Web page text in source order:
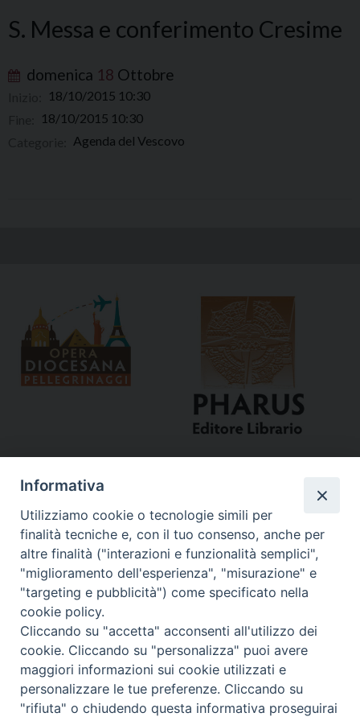
S. Messa e conferimento Cresime
domenica 18 Ottobre
18/10/2015 10:30
18/10/2015 10:30
Agenda del Vescovo
Curia
Via del Seminario, 61 - 57122 Livorno LI
Tel. 0586 276211
Fax 0586 276243
segreve@livorno.chiesacattolica.it
Informativa
Utilizziamo cookie o tecnologie simili per
finalità tecniche e, con il tuo consenso, anche per
altre finalità ("interazioni e funzionalità semplici",
"miglioramento dell'esperienza", "misurazione" e
"targeting e pubblicità") come specificato nella
cookie policy.
Cliccando su "accetta" acconsenti all'utilizzo dei
cookie. Cliccando su "personalizza" puoi avere
maggiori informazioni sui cookie utilizzati e
personalizzare le tue preferenze. Cliccando su
"rifiuta" o chiudendo questa informativa proseguirai